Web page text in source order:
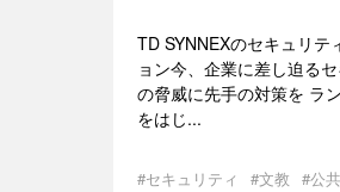
TD SYNNEXのセキュリテ
ョン今、企業に差し迫る
の脅威に先手の対策を ラ
をはじ...
#セキュリティ #文教 #公共